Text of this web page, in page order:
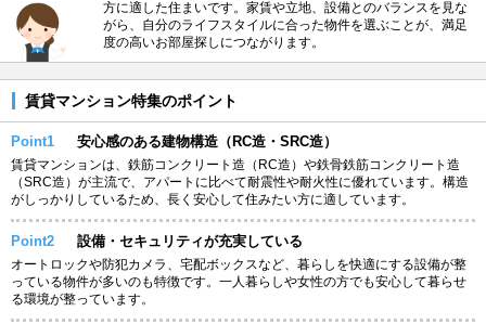
方に適した住まいです。家賃や立地、設備とのバランスを見な
がら、自分のライフスタイルに合った物件を選ぶことが、満足
度の高いお部屋探しにつながります。
賃貸マンション特集のポイント
Point1 安心感のある建物構造（RC造・SRC造）
賃貸マンションは、鉄筋コンクリート造（RC造）や鉄骨鉄筋コンクリート造
（SRC造）が主流で、アパートに比べて耐震性や耐火性に優れています。構造
がしっかりしているため、長く安心して住みたい方に適しています。
Point2 設備・セキュリティが充実している
オートロックや防犯カメラ、宅配ボックスなど、暮らしを快適にする設備が整
っている物件が多いのも特徴です。一人暮らしや女性の方でも安心して暮らせ
る環境が整っています。